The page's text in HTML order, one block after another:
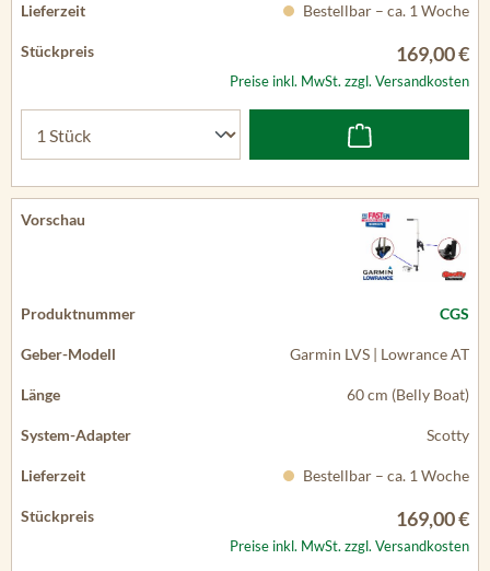
Bestellbar – ca. 1 Woche
169,00 €
Preise inkl. MwSt. zzgl. Versandkosten
CGS
Garmin LVS | Lowrance AT
60 cm (Belly Boat)
Scotty
Bestellbar – ca. 1 Woche
169,00 €
Preise inkl. MwSt. zzgl. Versandkosten